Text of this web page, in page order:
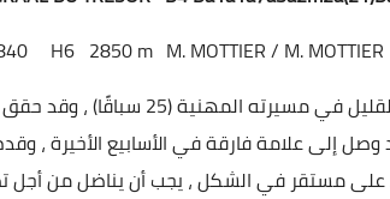
H6 2850 m M. MOTTIER / M. MOTTIER
إلى علامة فارقة في الأسابيع الأخيرة ،